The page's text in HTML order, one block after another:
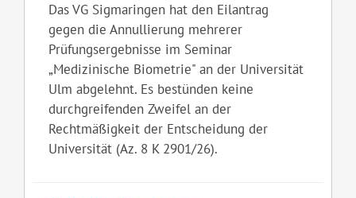
Das VG Sigmaringen hat den Eilantrag
gegen die Annullierung mehrerer
Prüfungsergebnisse im Seminar
„Medizinische Biometrie" an der Universität
Ulm abgelehnt. Es bestünden keine
durchgreifenden Zweifel an der
Rechtmäßigkeit der Entscheidung der
Universität (Az. 8 K 2901/26).